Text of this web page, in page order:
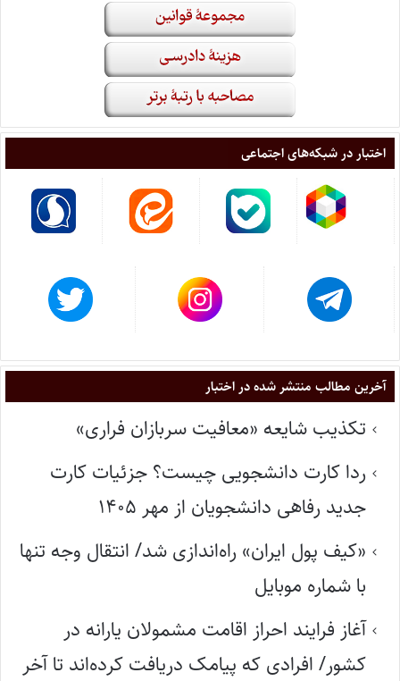
اختبار در شبکه‌های اجتماعی
آخرین مطالب منتشر شده در اختبار
تکذیب شایعه «معافیت سربازان فراری»
ردا کارت دانشجویی چیست؟ جزئیات کارت
جدید رفاهی دانشجویان از مهر ۱۴۰۵
«کیف پول ایران» راه‌اندازی شد/ انتقال وجه تنها
با شماره موبایل
آغاز فرایند احراز اقامت مشمولان یارانه در
کشور/ افرادی که پیامک دریافت کرده‌اند تا آخر